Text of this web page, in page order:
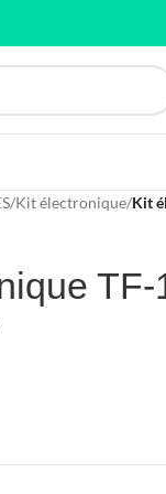
/Kit électronique/Kit